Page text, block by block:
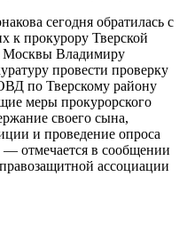
сегодня обратилась с
к прокурору Тверской
Владимиру
провести проверку
по Тверскому району
меры прокурорского
своего сына,
и проведение опроса
отмечается в сообщении
ассоциации